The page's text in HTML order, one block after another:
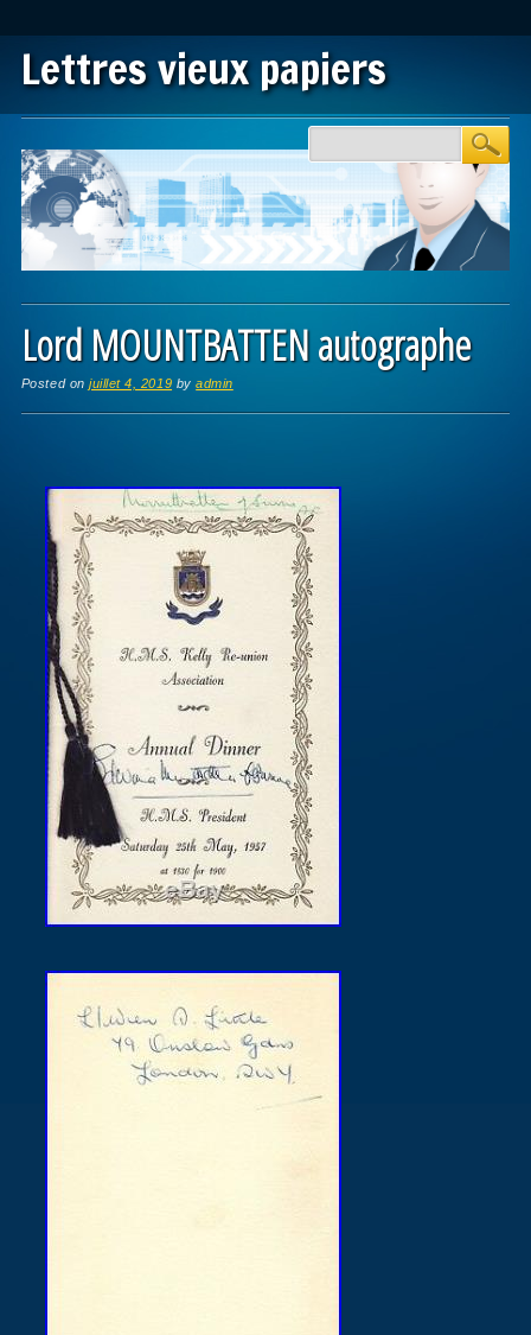
Lettres vieux papiers
Main menu
Lord MOUNTBATTEN autographe
Posted onjuillet 4, 2019 byadmin